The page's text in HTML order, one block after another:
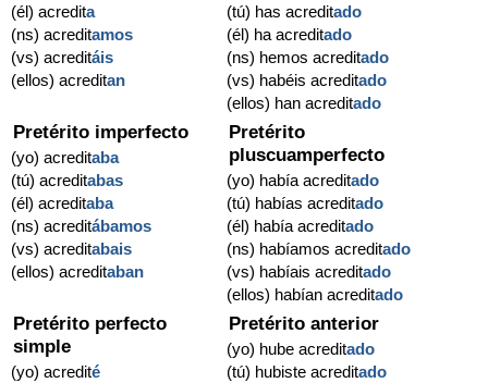
(él) acredita
(ns) acreditamos
(vs) acreditáis
(ellos) acreditan
(tú) has acreditado
(él) ha acreditado
(ns) hemos acreditado
(vs) habéis acreditado
(ellos) han acreditado
Pretérito imperfecto
(yo) acreditaba
(tú) acreditabas
(él) acreditaba
(ns) acreditábamos
(vs) acreditabais
(ellos) acreditaban
Pretérito
pluscuamperfecto
(yo) había acreditado
(tú) habías acreditado
(él) había acreditado
(ns) habíamos acreditado
(vs) habíais acreditado
(ellos) habían acreditado
Pretérito perfecto
simple
(yo) acredité
Pretérito anterior
(yo) hube acreditado
(tú) hubiste acreditado